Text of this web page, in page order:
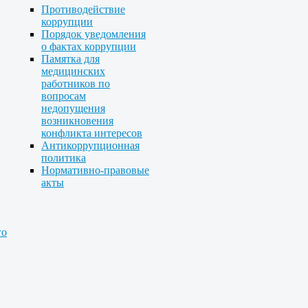
Противодействие
коррупции
Порядок уведомления
о фактах коррупции
Памятка для
медицинских
работников по
вопросам
недопущения
возникновения
конфликта интересов
Антикоррупционная
политика
Нормативно-правовые
акты